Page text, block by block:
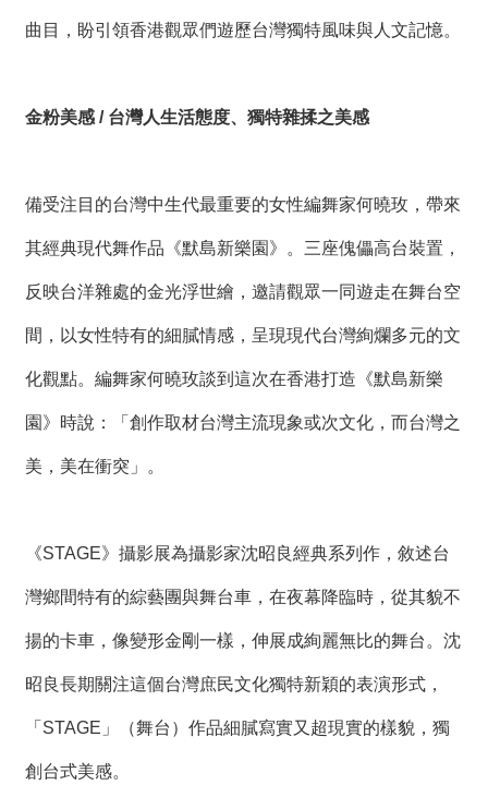
曲目，盼引領香港觀眾們遊歷台灣獨特風味與人文記憶。
金粉美感 / 台灣人生活態度、獨特雜揉之美感
備受注目的台灣中生代最重要的女性編舞家何曉玫，帶來
其經典現代舞作品《默島新樂園》。三座傀儡高台裝置，
反映台洋雜處的金光浮世繪，邀請觀眾一同遊走在舞台空
間，以女性特有的細膩情感，呈現現代台灣絢爛多元的文
化觀點。編舞家何曉玫談到這次在香港打造《默島新樂
園》時說：「創作取材台灣主流現象或次文化，而台灣之
美，美在衝突」。
《STAGE》攝影展為攝影家沈昭良經典系列作，敘述台
灣鄉間特有的綜藝團與舞台車，在夜幕降臨時，從其貌不
揚的卡車，像變形金剛一樣，伸展成絢麗無比的舞台。沈
昭良長期關注這個台灣庶民文化獨特新穎的表演形式，
「STAGE」（舞台）作品細膩寫實又超現實的樣貌，獨
創台式美感。